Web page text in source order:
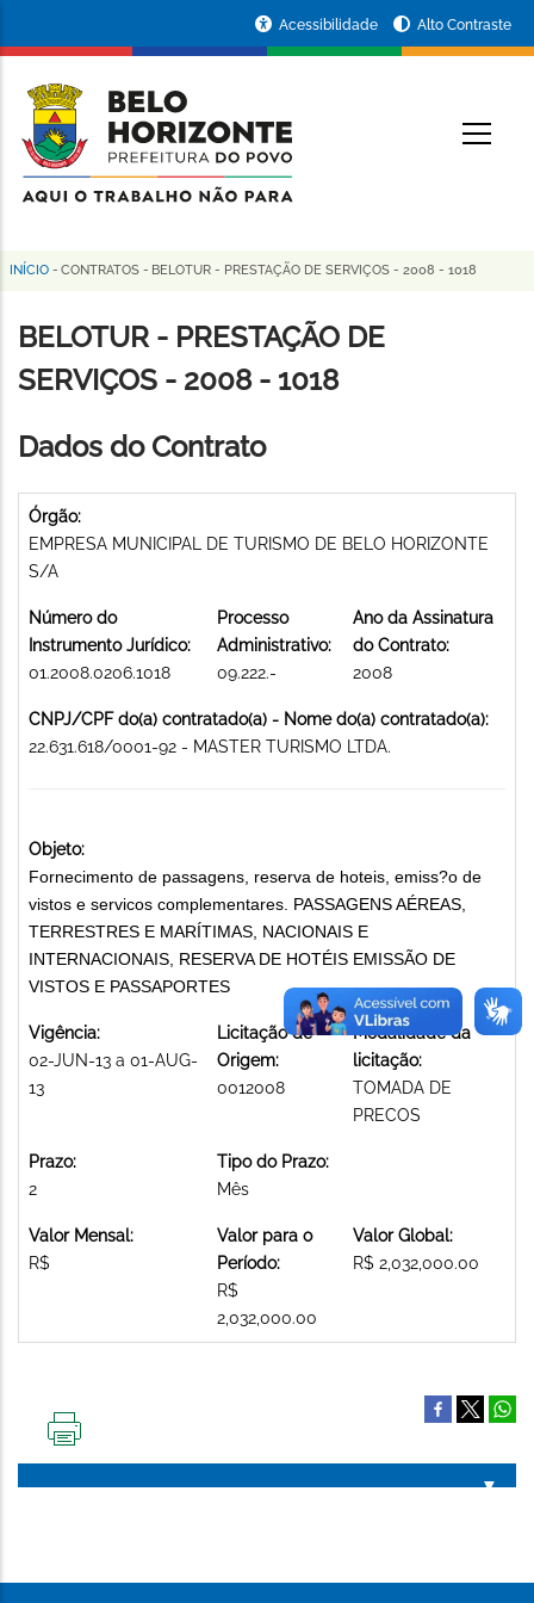
conteúdo
principal
da
Prefeitura
de
Horizonte
Acessibilidade Alto Contraste
Trilha
de
navegação
INÍCIO - CONTRATOS - BELOTUR - PRESTAÇÃO DE SERVIÇOS - 2008 - 1018
BELOTUR - PRESTAÇÃO DE
SERVIÇOS - 2008 - 1018
Dados do Contrato
Órgão:
EMPRESA MUNICIPAL DE TURISMO DE BELO HORIZONTE
S/A
Número do
Instrumento Jurídico:
01.2008.0206.1018
Processo
Administrativo:
09.222.-
Ano da Assinatura
do Contrato:
2008
CNPJ/CPF do(a) contratado(a) - Nome do(a) contratado(a):
22.631.618/0001-92 - MASTER TURISMO LTDA.
Objeto:
Fornecimento de passagens, reserva de hoteis, emiss?o de
vistos e servicos complementares. PASSAGENS AÉREAS,
TERRESTRES E MARÍTIMAS, NACIONAIS E
INTERNACIONAIS, RESERVA DE HOTÉIS EMISSÃO DE
VISTOS E PASSAPORTES
Vigência:
02-JUN-13 a 01-AUG-
13
Licitação de
Origem:
0012008
Modalidade da
licitação:
TOMADA DE
PRECOS
Prazo:
2
Tipo do Prazo:
Mês
Valor Mensal:
R$
Valor para o
Período:
R$
2,032,000.00
Valor Global:
R$ 2,032,000.00
PÁGINA